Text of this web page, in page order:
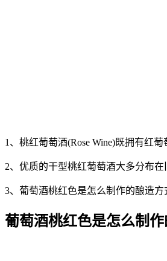
1、桃红葡萄酒(Rose Wine)既拥有红
2、优质的干型桃红葡萄酒大多分布
3、葡萄酒桃红色是怎么制作的酿造方
葡萄酒桃红色是怎么制作